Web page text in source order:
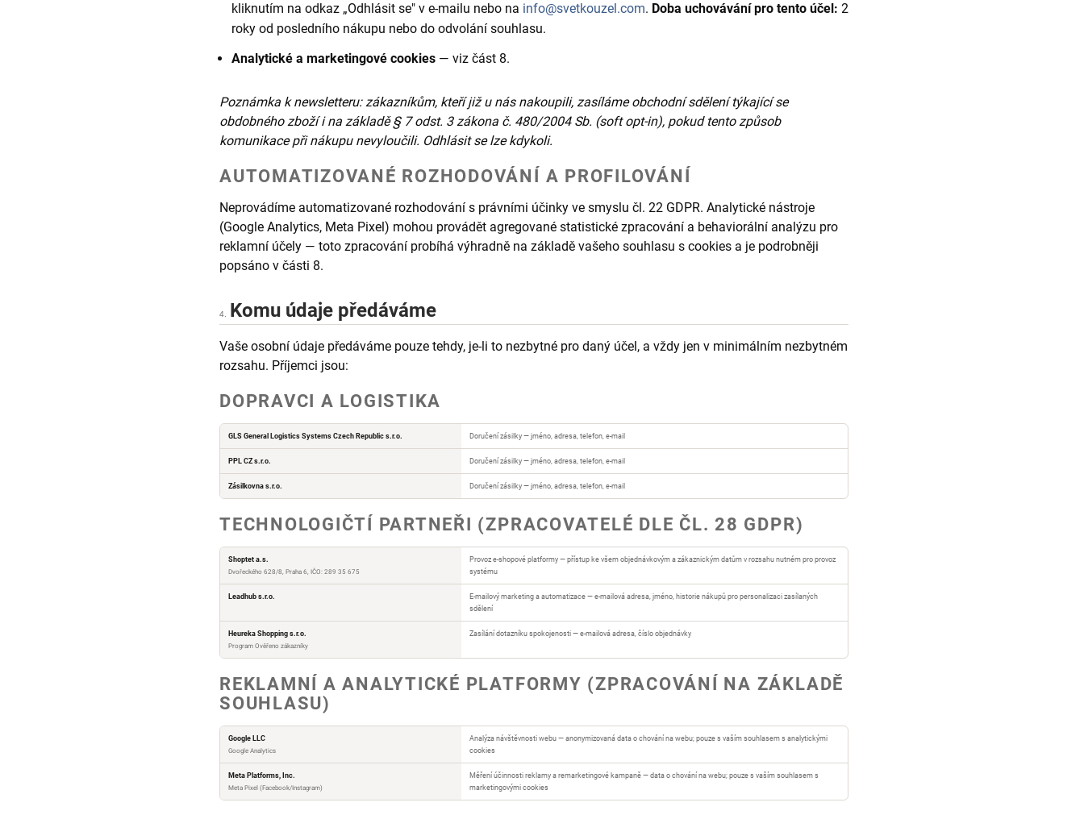
kliknutím na odkaz „Odhlásit se" v e-mailu nebo na info@svetkouzel.com. Doba uchovávání pro tento účel: 2
roky od posledního nákupu nebo do odvolání souhlasu.
Analytické a marketingové cookies — viz část 8.
Poznámka k newsletteru: zákazníkům, kteří již u nás nakoupili, zasíláme obchodní sdělení týkající se
obdobného zboží i na základě § 7 odst. 3 zákona č. 480/2004 Sb. (soft opt-in), pokud tento způsob
komunikace při nákupu nevyloučili. Odhlásit se lze kdykoli.
AUTOMATIZOVANÉ ROZHODOVÁNÍ A PROFILOVÁNÍ
Neprovádíme automatizované rozhodování s právními účinky ve smyslu čl. 22 GDPR. Analytické nástroje
(Google Analytics, Meta Pixel) mohou provádět agregované statistické zpracování a behaviorální analýzu pro
reklamní účely — toto zpracování probíhá výhradně na základě vašeho souhlasu s cookies a je podrobněji
popsáno v části 8.
4. Komu údaje předáváme
Vaše osobní údaje předáváme pouze tehdy, je-li to nezbytné pro daný účel, a vždy jen v minimálním nezbytném
rozsahu. Příjemci jsou:
DOPRAVCI A LOGISTIKA
GLS General Logistics Systems Czech Republic s.r.o. Doručení zásilky — jméno, adresa, telefon, e-mail
PPL CZ s.r.o. Doručení zásilky — jméno, adresa, telefon, e-mail
Zásilkovna s.r.o. Doručení zásilky — jméno, adresa, telefon, e-mail
TECHNOLOGIČTÍ PARTNEŘI (ZPRACOVATELÉ DLE ČL. 28 GDPR)
Shoptet a.s.
Dvořeckého 628/8, Praha 6, IČO: 289 35 675
Provoz e-shopové platformy — přístup ke všem objednávkovým a zákaznickým datům v rozsahu nutném pro provoz
systému
Leadhub s.r.o.
E-mailový marketing a automatizace — e-mailová adresa, jméno, historie nákupů pro personalizaci zasílaných
sdělení
Heureka Shopping s.r.o.
Program Ověřeno zákazníky
Zasílání dotazníku spokojenosti — e-mailová adresa, číslo objednávky
REKLAMNÍ A ANALYTICKÉ PLATFORMY (ZPRACOVÁNÍ NA ZÁKLADĚ
SOUHLASU)
Google LLC
Google Analytics
Analýza návštěvnosti webu — anonymizovaná data o chování na webu; pouze s vaším souhlasem s analytickými
cookies
Meta Platforms, Inc.
Meta Pixel (Facebook/Instagram)
Měření účinnosti reklamy a remarketingové kampaně — data o chování na webu; pouze s vaším souhlasem s
marketingovými cookies